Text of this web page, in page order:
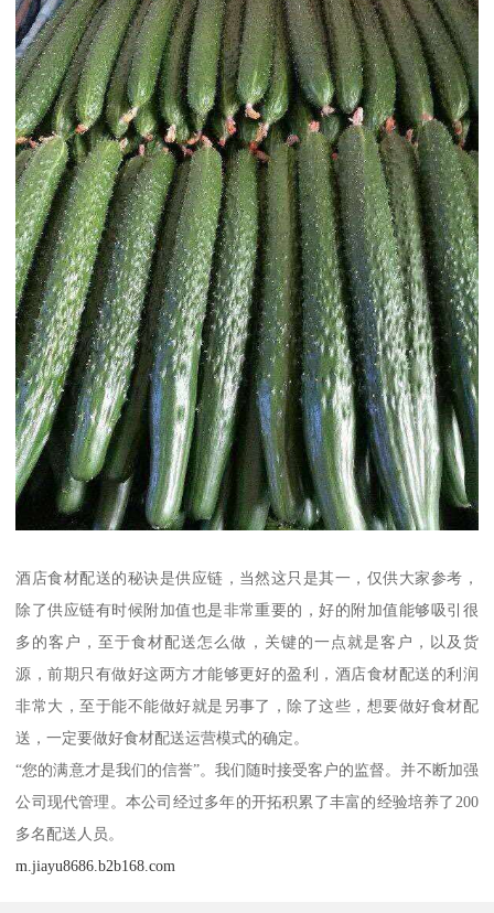
酒店食材配送的秘诀是供应链，当然这只是其一，仅供大家参考，
除了供应链有时候附加值也是非常重要的，好的附加值能够吸引很
多的客户，至于食材配送怎么做，关键的一点就是客户，以及货
源，前期只有做好这两方才能够更好的盈利，酒店食材配送的利润
非常大，至于能不能做好就是另事了，除了这些，想要做好食材配
送，一定要做好食材配送运营模式的确定。
“您的满意才是我们的信誉”。我们随时接受客户的监督。并不断加强
公司现代管理。本公司经过多年的开拓积累了丰富的经验培养了200
多名配送人员。
m.jiayu8686.b2b168.com